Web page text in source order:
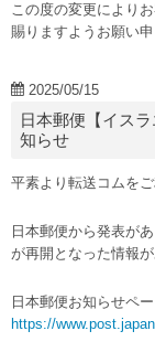
この度の変更により
賜りますようお願い申
2025/05/15
日本郵便【イス
知らせ
平素より転送コムを
日本郵便から発表が
が再開となった情報が
日本郵便お知らせペー
https://